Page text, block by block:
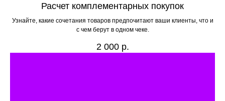
Расчет комплементарных покупок
Узнайте, какие сочетания товаров предпочитают ваши клиенты, что и
с чем берут в одном чеке.
2 000 р.